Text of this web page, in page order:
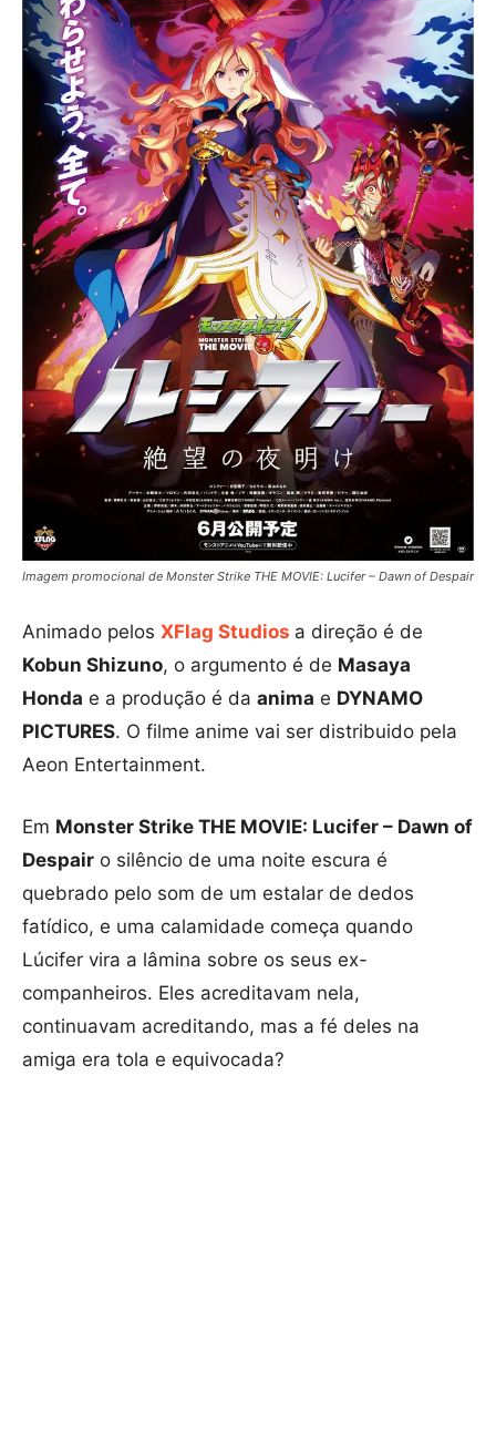
Imagem promocional de Monster Strike THE MOVIE: Lucifer – Dawn of Despair
Animado pelos XFlag Studios a direção é de
Kobun Shizuno, o argumento é de Masaya
Honda e a produção é da anima e DYNAMO
PICTURES. O filme anime vai ser distribuido pela
Aeon Entertainment.
Em Monster Strike THE MOVIE: Lucifer – Dawn of
Despair o silêncio de uma noite escura é
quebrado pelo som de um estalar de dedos
fatídico, e uma calamidade começa quando
Lúcifer vira a lâmina sobre os seus ex-
companheiros. Eles acreditavam nela,
continuavam acreditando, mas a fé deles na
amiga era tola e equivocada?